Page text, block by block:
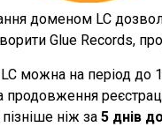
доменом LC
Glue Records,
можна на період до
ніж за 5 днів